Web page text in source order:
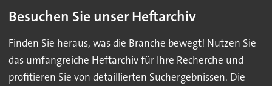
Besuchen Sie unser Heftarchiv
Finden Sie heraus, was die Branche bewegt! Nutzen Sie
das umfangreiche Heftarchiv für Ihre Recherche und
profitieren Sie von detaillierten Suchergebnissen. Die